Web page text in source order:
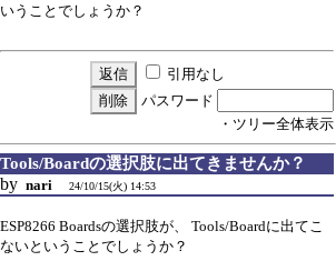
いうことでしょうか？
引用なし
パスワード
・ツリー全体表示
Tools/Boardの選択肢に出てきませんか？
by nari 24/10/15(火) 14:53
ESP8266 Boardsの選択肢が、 Tools/Boardに出てこ
ないということでしょうか？